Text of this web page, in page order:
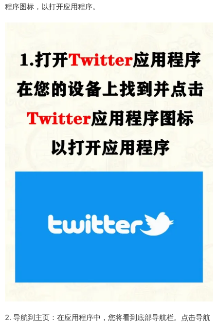
程序图标，以打开应用程序。
2. 导航到主页：在应用程序中，您将看到底部导航栏。点击导航